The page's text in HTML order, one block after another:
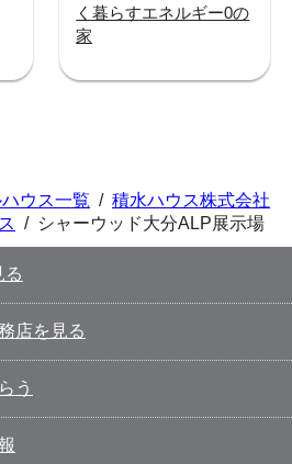
く暮らすエネルギー0の
家
ウス一覧 / 積水ハウス株式会社
/ シャーウッド大分ALP展示場
る
店を見る
う